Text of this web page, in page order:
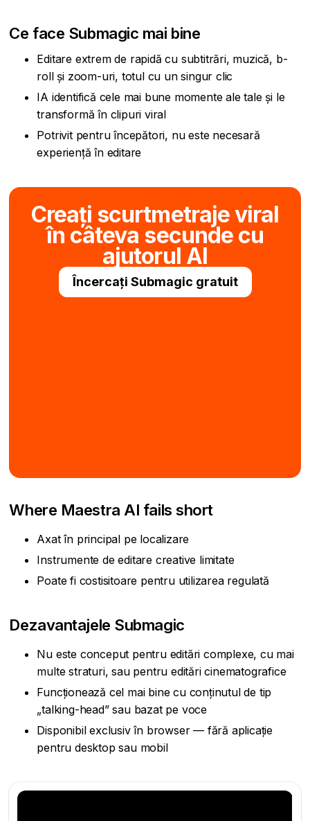
Ce face Submagic mai bine
Editare extrem de rapidă cu subtitrări, muzică, b-
roll și zoom-uri, totul cu un singur clic
IA identifică cele mai bune momente ale tale și le
transformă în clipuri viral
Potrivit pentru începători, nu este necesară
experiență în editare
Creați scurtmetraje viral
în câteva secunde cu
ajutorul AI
Încercați Submagic gratuit
Where Maestra AI fails short
Axat în principal pe localizare
Instrumente de editare creative limitate
Poate fi costisitoare pentru utilizarea regulată
Dezavantajele Submagic
Nu este conceput pentru editări complexe, cu mai
multe straturi, sau pentru editări cinematografice
Funcționează cel mai bine cu conținutul de tip
„talking-head” sau bazat pe voce
Disponibil exclusiv în browser — fără aplicație
pentru desktop sau mobil